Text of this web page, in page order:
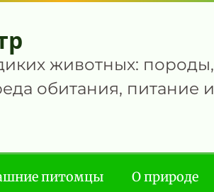
животных: породы,
обитания, питание и
питомцы О природе